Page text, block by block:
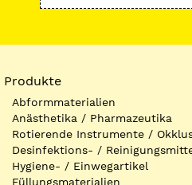
Produkte
Abformmaterialien
Anästhetika / Pharmazeutika
Rotierende Instrumente /
Desinfektions- /
Hygiene- / Einwegartikel
Füllungsmaterialien